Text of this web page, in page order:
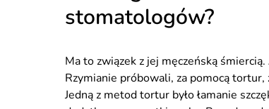
stomatologów?
Ma to związek z jej męczeńską śmiercią.
Rzymianie próbowali, za pomocą
Jedną z metod tortur było łamanie